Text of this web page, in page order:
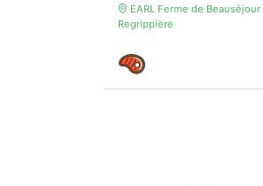
EARL Ferme de
Regrippière